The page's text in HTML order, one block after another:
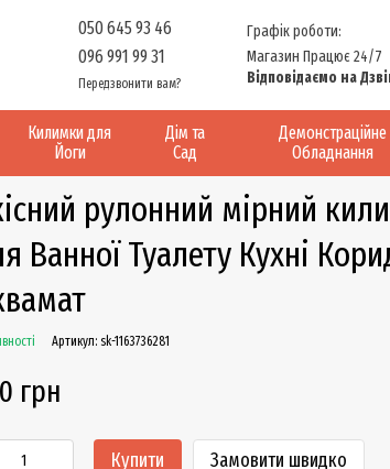
050 645 93 46
096 991 99 31
Передзвонити вам?
Графік роботи:
Магазин Працює 24/7
Відповідаємо на
Килимки для
Йоги
Дім та
Сад
Демонстраційне
Обладнання
рулонний мірний
Ванної Туалету Кухні
Артикул: sk-1163736281
грн
Купити Замовити швидко